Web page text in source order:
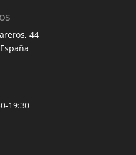
44
19:30